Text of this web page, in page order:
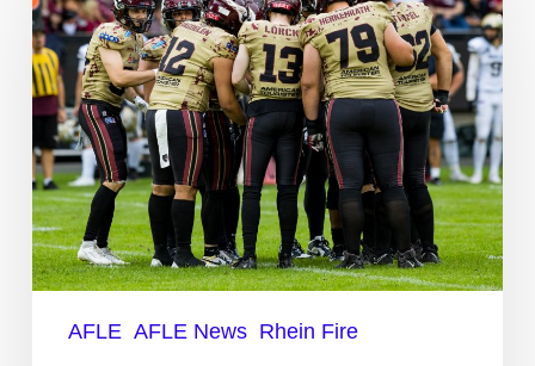
verlängert
O-
Liner
Kaan
Timpel
AFLE AFLE News Rhein Fire